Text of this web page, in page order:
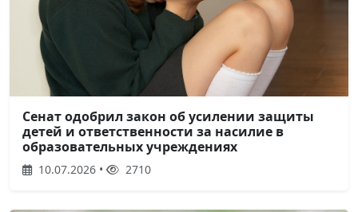
Сенат одобрил закон об усилении защиты
детей и ответственности за насилие в
образовательных учреждениях
10.07.2026 • 2710